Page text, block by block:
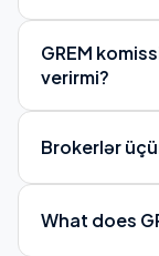
GREM
verirmi?
Brokerlər
What does